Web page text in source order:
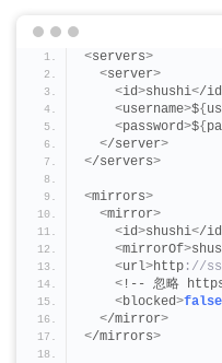
<servers>
<server>
<id>shushi</id
<username>${
<password>${
</server>
</servers>
<mirrors>
<mirror>
<id>shushi</id
<mirrorOf>
<url>http ://
< !-- 忽略 https
<blocked>false
</mirror>
</mirrors>